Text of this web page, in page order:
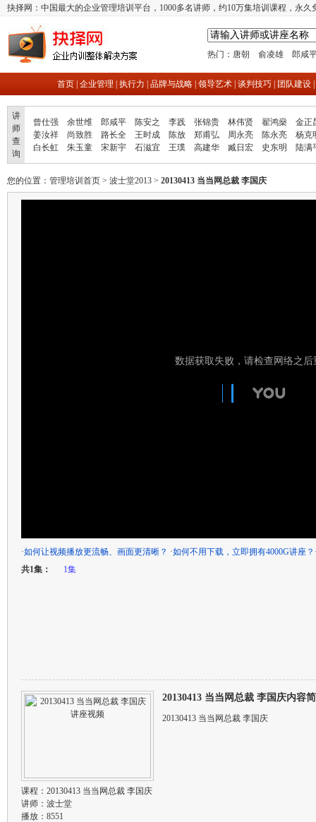
抉择网：中国最大的企业管理培训平台，1000多名讲师，约10万集培训课程，永
热门： 唐朝 俞凌雄 郎咸
首页| 企业管理 执行力 品牌与战略| 领导艺术| 谈判技巧| 团队建设|
讲
师
查
询
曾仕强 余世维 郎咸平 陈安之 李践 张锦贵 林伟贤 翟鸿燊
金正
姜汝祥
尚致胜 路长全 王时成 陈放 郑甫弘 周永亮 陈永亮
杨克
白长虹
朱玉童 宋新宇 石滋宜 王璞 高建华 臧日宏 史东明 陆满
您的位置： 管理培训首页 > 波士堂2013 > 20130413 当当网总裁 李国庆
·如何让视频播放更流畅、画面更清晰？ ·如何不用下载，立即拥有4000G讲座？
共1集：
1集
课程： 20130413 当当网总裁 李国庆
讲师： 波士堂
播放：8551
20130413 当当网总裁 李国庆内容
20130413 当当网总裁 李国庆